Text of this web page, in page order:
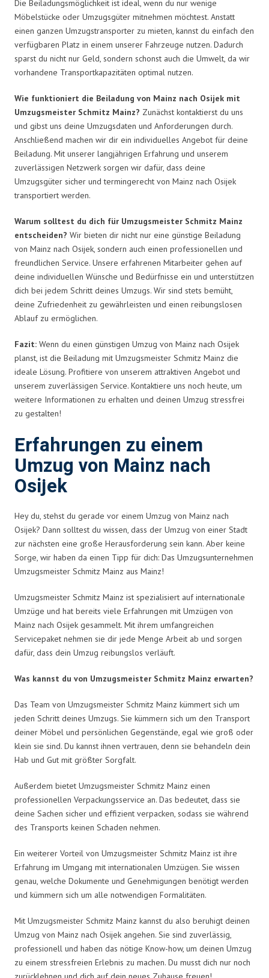
Die Beiladungsmöglichkeit ist ideal, wenn du nur wenige
Möbelstücke oder Umzugsgüter mitnehmen möchtest. Anstatt
einen ganzen Umzugstransporter zu mieten, kannst du einfach den
verfügbaren Platz in einem unserer Fahrzeuge nutzen. Dadurch
sparst du nicht nur Geld, sondern schonst auch die Umwelt, da wir
vorhandene Transportkapazitäten optimal nutzen.
Wie funktioniert die Beiladung von Mainz nach Osijek mit
Umzugsmeister Schmitz Mainz? Zunächst kontaktierst du uns
und gibst uns deine Umzugsdaten und Anforderungen durch.
Anschließend machen wir dir ein individuelles Angebot für deine
Beiladung. Mit unserer langjährigen Erfahrung und unserem
zuverlässigen Netzwerk sorgen wir dafür, dass deine
Umzugsgüter sicher und termingerecht von Mainz nach Osijek
transportiert werden.
Warum solltest du dich für Umzugsmeister Schmitz Mainz
entscheiden? Wir bieten dir nicht nur eine günstige Beiladung
von Mainz nach Osijek, sondern auch einen professionellen und
freundlichen Service. Unsere erfahrenen Mitarbeiter gehen auf
deine individuellen Wünsche und Bedürfnisse ein und unterstützen
dich bei jedem Schritt deines Umzugs. Wir sind stets bemüht,
deine Zufriedenheit zu gewährleisten und einen reibungslosen
Ablauf zu ermöglichen.
Fazit: Wenn du einen günstigen Umzug von Mainz nach Osijek
planst, ist die Beiladung mit Umzugsmeister Schmitz Mainz die
ideale Lösung. Profitiere von unserem attraktiven Angebot und
unserem zuverlässigen Service. Kontaktiere uns noch heute, um
weitere Informationen zu erhalten und deinen Umzug stressfrei
zu gestalten!
Erfahrungen zu einem
Umzug von Mainz nach
Osijek
Hey du, stehst du gerade vor einem Umzug von Mainz nach
Osijek? Dann solltest du wissen, dass der Umzug von einer Stadt
zur nächsten eine große Herausforderung sein kann. Aber keine
Sorge, wir haben da einen Tipp für dich: Das Umzugsunternehmen
Umzugsmeister Schmitz Mainz aus Mainz!
Umzugsmeister Schmitz Mainz ist spezialisiert auf internationale
Umzüge und hat bereits viele Erfahrungen mit Umzügen von
Mainz nach Osijek gesammelt. Mit ihrem umfangreichen
Servicepaket nehmen sie dir jede Menge Arbeit ab und sorgen
dafür, dass dein Umzug reibungslos verläuft.
Was kannst du von Umzugsmeister Schmitz Mainz erwarten?
Das Team von Umzugsmeister Schmitz Mainz kümmert sich um
jeden Schritt deines Umzugs. Sie kümmern sich um den Transport
deiner Möbel und persönlichen Gegenstände, egal wie groß oder
klein sie sind. Du kannst ihnen vertrauen, denn sie behandeln dein
Hab und Gut mit größter Sorgfalt.
Außerdem bietet Umzugsmeister Schmitz Mainz einen
professionellen Verpackungsservice an. Das bedeutet, dass sie
deine Sachen sicher und effizient verpacken, sodass sie während
des Transports keinen Schaden nehmen.
Ein weiterer Vorteil von Umzugsmeister Schmitz Mainz ist ihre
Erfahrung im Umgang mit internationalen Umzügen. Sie wissen
genau, welche Dokumente und Genehmigungen benötigt werden
und kümmern sich um alle notwendigen Formalitäten.
Mit Umzugsmeister Schmitz Mainz kannst du also beruhigt deinen
Umzug von Mainz nach Osijek angehen. Sie sind zuverlässig,
professionell und haben das nötige Know-how, um deinen Umzug
zu einem stressfreien Erlebnis zu machen. Du musst dich nur noch